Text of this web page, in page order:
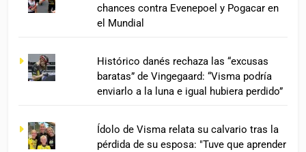
chances contra Evenepoel y Pogacar en
el Mundial
Histórico danés rechaza las “excusas
baratas” de Vingegaard: “Visma podría
enviarlo a la luna e igual hubiera perdido”
Ídolo de Visma relata su calvario tras la
pérdida de su esposa: "Tuve que aprender